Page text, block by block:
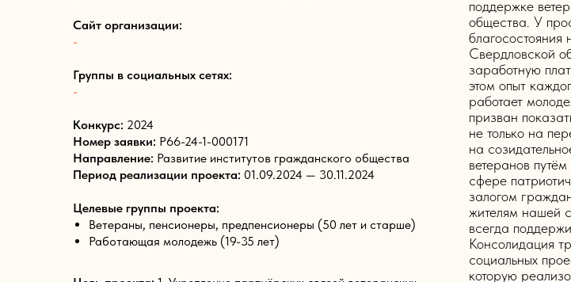
Сайт организации:
-
Группы в социальных сетях:
-
Конкурс: 2024
Номер заявки: Р66-24-1-000171
Направление: Развитие институтов гражданского общества
Период реализации проекта: 01.09.2024 — 30.11.2024
Целевые группы проекта:
Ветераны, пенсионеры, предпенсионеры (50 лет и старше)
Работающая молодежь (19-35 лет)
поддержке
общества. У
Свердловской
заработную
этом опыт
работает
призван
не только на
на
ветеранов
сфере
залогом
жителям нашей
всегда
Консолидация
социальных
которую